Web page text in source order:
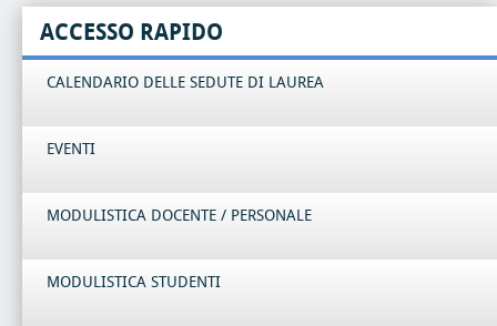
ACCESSO RAPIDO
CALENDARIO DELLE SEDUTE DI LAUREA
EVENTI
MODULISTICA DOCENTE / PERSONALE
MODULISTICA STUDENTI